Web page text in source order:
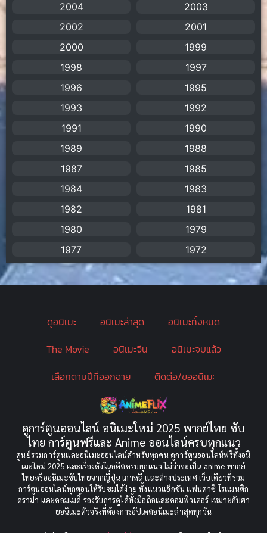
Blood(1)
boys love
Censored (เซ็นเซอร์) (19)
CG Animation (2)
Childhood(1)
Comedy (ตลก)(349)
Comedy ตลก(85)
Comic Book การ์ตูน(1)
Coming of Age(2)
2004
2003
2002
2001
2000
1999
1998
1997
1996
1995
1993
1992
1991
1990
1989
1988
1987
1985
1984
1983
1982
1981
1980
1979
1977
1972
ดูอนิเมะ อนิเมะล่าสุด
อนิเมะทั้งหมด
The Movie
อนิเมะจีน
อนิเมะจบแล้ว
เลือกตามปีที่ออกฉาย
ติดต่อ/ขออนิเมะ
ดูการ์ตูนออนไลน์ อนิเมะใหม่ 2025 พากย์ไทย ซับ
ไทย การ์ตูนฟรีและ Anime ออนไลน์ครบทุกแนว
ศูนย์รวมการ์ตูนและอนิเมะออนไลน์สำหรับทุกคน ดูการ์ตูนออนไลน์ฟรีทั้งอนิ
เมะใหม่ 2025 และเรื่องดังในอดีตครบทุกแนว ไม่ว่าจะเป็น anime พากย์
ไทยหรืออนิเมะซับไทยจากญี่ปุ่น เกาหลี และต่างประเทศ เว็บเดียวที่รวม
การ์ตูนออนไลน์ทุกตอนให้รับชมได้ง่าย ทั้งแนวแอ็กชัน แฟนตาซี โรแมนติก
ดราม่า และคอมเมดี้ รองรับการดูได้ทั้งมือถือและคอมพิวเตอร์ เหมาะกับสา
ยอนิเมะตัวจริงที่ต้องการอัปเดตอนิเมะล่าสุดทุกวัน